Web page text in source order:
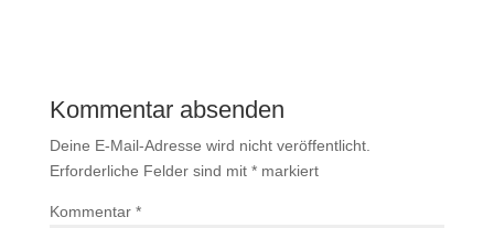
Kommentar absenden
Deine E-Mail-Adresse wird nicht veröffentlicht.
Erforderliche Felder sind mit *markiert
Kommentar *